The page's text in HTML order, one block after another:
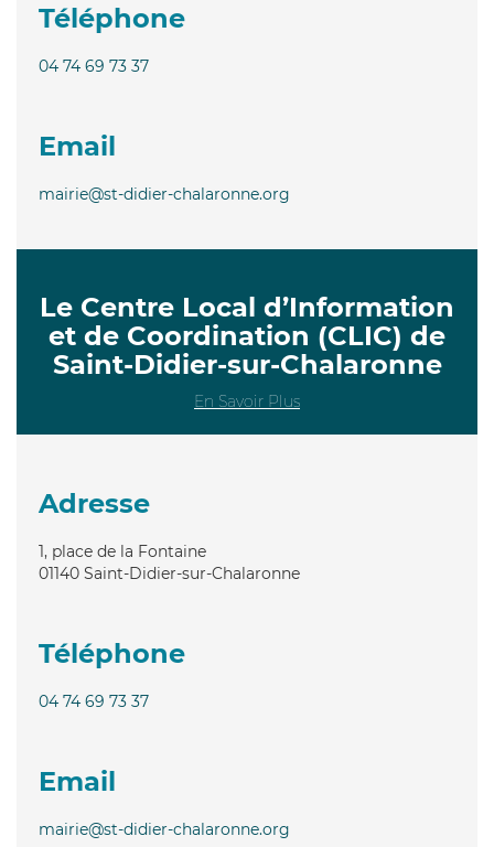
Téléphone
04 74 69 73 37
Email
mairie@st-didier-chalaronne.org
Le Centre Local d’Information
et de Coordination (CLIC) de
Saint-Didier-sur-Chalaronne
En Savoir Plus
Adresse
1, place de la Fontaine
01140 Saint-Didier-sur-Chalaronne
Téléphone
04 74 69 73 37
Email
mairie@st-didier-chalaronne.org